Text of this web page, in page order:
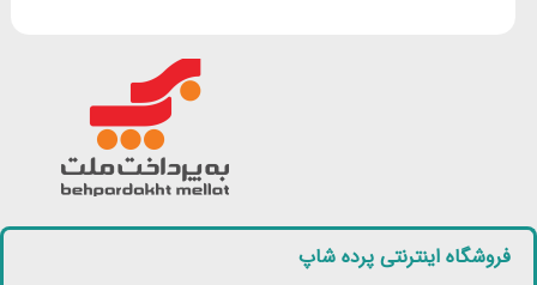
فروشگاه اینترنتی پرده شاپ